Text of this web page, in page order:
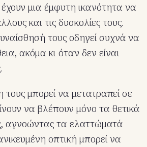
μια έμφυτη ικανότητα να
και τις δυσκολίες τους.
τους οδηγεί συχνά να
ακόμα κι όταν δεν είναι
μπορεί να μετατραπεί σε
να βλέπουν μόνο τα θετικά
αγνοώντας τα ελαττώματά
οπτική μπορεί να